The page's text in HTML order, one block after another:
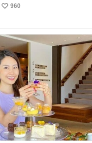
nicovideo.jp/watch/
い
960